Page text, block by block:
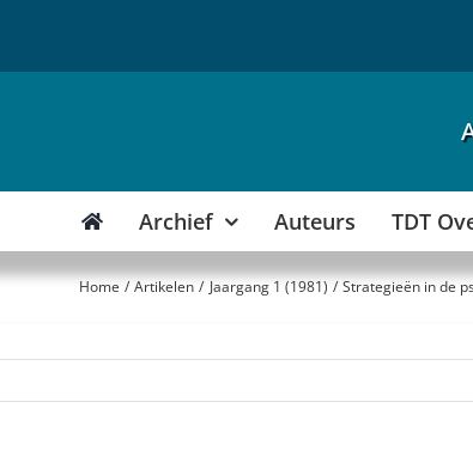
Archief Auteurs TDT
Home Artikelen Jaargang 1 (1981) Strategieën in de